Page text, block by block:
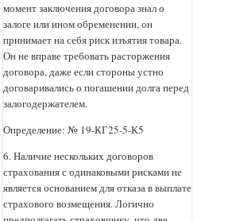
момент заключения договора знал о
залоге или ином обременении, он
принимает на себя риск изъятия товара.
Он не вправе требовать расторжения
договора, даже если стороны устно
договаривались о погашении долга перед
залогодержателем.
Определение: № 19-КГ25-5-К5
6. Наличие нескольких договоров
страхования с одинаковыми рисками не
является основанием для отказа в выплате
страхового возмещения. Логично